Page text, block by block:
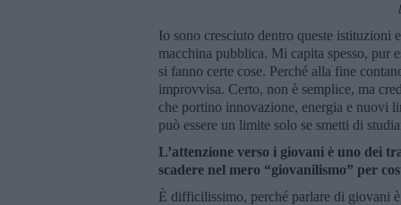
Io sono cresciuto dentro queste istituzioni
macchina pubblica. Mi capita spesso, pur
si fanno certe cose. Perché alla fine
improvvisa. Certo, non è semplice, ma
che portino innovazione, energia e nuovi
può essere un limite solo se smetti di
L’attenzione verso i giovani è uno dei
scadere nel mero “giovanilismo” per
È difficilissimo, perché parlare di giovani